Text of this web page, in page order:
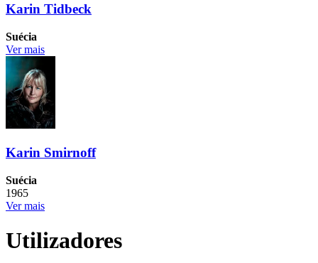
Karin Tidbeck
Suécia
Ver mais
Karin Smirnoff
Suécia
1965
Ver mais
Utilizadores